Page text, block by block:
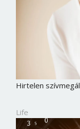
Hirtelen
Life